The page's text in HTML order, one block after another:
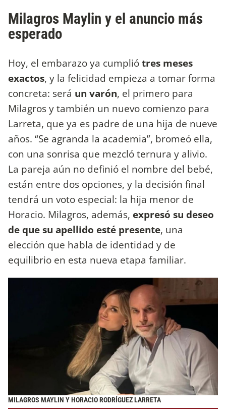
Milagros Maylin y el anuncio más
esperado
Hoy, el embarazo ya cumpliótres meses
exactos, y la felicidad empieza a tomar forma
concreta: será un varón, el primero para
Milagros y también un nuevo comienzo para
Larreta, que ya es padre de una hija de nueve
años. “Se agranda la academia”, bromeó ella,
con una sonrisa que mezcló ternura y alivio.
La pareja aún no definió el nombre del bebé,
están entre dos opciones, y la decisión final
tendrá un voto especial: la hija menor de
Horacio. Milagros, además, expresó su deseo
de que su apellido esté presente, una
elección que habla de identidad y de
equilibrio en esta nueva etapa familiar.
MILAGROS MAYLIN Y HORACIO RODRÍGUEZ LARRETA